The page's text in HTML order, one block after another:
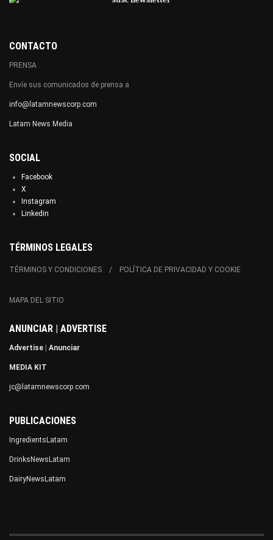
CONTACTO
PRENSA
Envíe sus comunicados de prensa a
info@latamnewscorp.com
Latam News Media
SOCIAL
Facebook
X
Instagram
Linkedin
TÉRMINOS LEGALES
TÉRMINOS Y CONDICIONES POLÍTICA DE PRIVACIDAD Y COOKIE
MAPA DEL SITIO
ANUNCIAR | ADVERTISE
Advertise Anunciar
MEDIA KIT
jc@latamnewscorp.com
PUBLICACIONES
IngredientsLatam
DrinksNewsLatam
DairyNewsLatam